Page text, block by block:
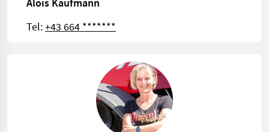
Tel:+43 664 *******